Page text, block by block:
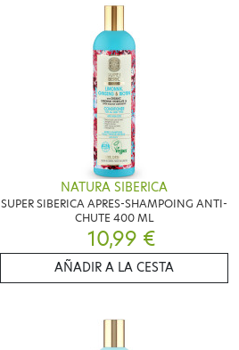
NATURA SIBERICA
SUPER SIBERICA APRES-SHAMPOING ANTI-
CHUTE 400 ML
10,99 €
AÑADIR A LA CESTA